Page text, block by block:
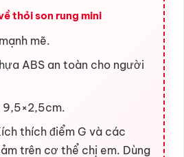
thỏi son rung mini
mẽ.
ABS an toàn cho người
thích điểm G và các
trên cơ thể chị em. Dùng